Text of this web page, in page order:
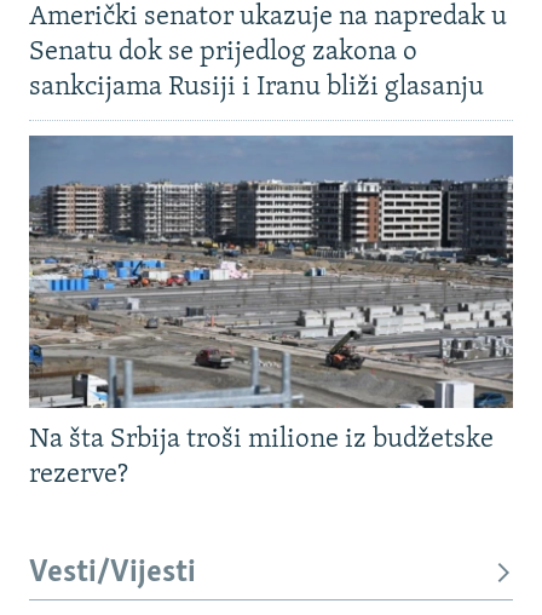
Američki senator ukazuje na napredak u
Senatu dok se prijedlog zakona o
sankcijama Rusiji i Iranu bliži glasanju
Na šta Srbija troši milione iz budžetske
rezerve?
Vesti/Vijesti